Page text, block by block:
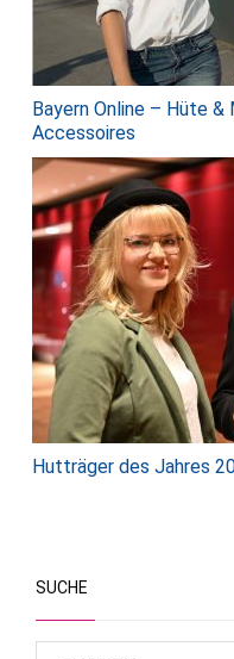
Bayern Online – Hüte
Accessoires
Hutträger des Jahres
SUCHE